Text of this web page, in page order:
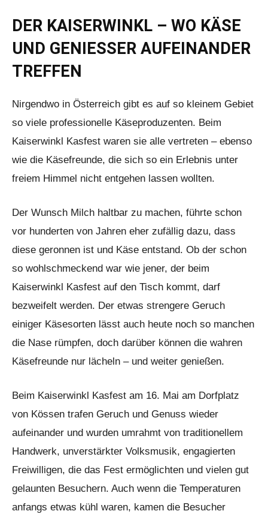
DER KAISERWINKL – WO KÄSE
UND GENIESSER AUFEINANDER T
REFFEN
Nirgendwo in Österreich gibt es auf so kleinem Gebiet
so viele professionelle Käseproduzenten. Beim
Kaiserwinkl Kasfest waren sie alle vertreten – ebenso
wie die Käsefreunde, die sich so ein Erlebnis unter
freiem Himmel nicht entgehen lassen wollten.
Der Wunsch Milch haltbar zu machen, führte schon
vor hunderten von Jahren eher zufällig dazu, dass
diese geronnen ist und Käse entstand. Ob der schon
so wohlschmeckend war wie jener, der beim
Kaiserwinkl Kasfest auf den Tisch kommt, darf
bezweifelt werden. Der etwas strengere Geruch
einiger Käsesorten lässt auch heute noch so manchen
die Nase rümpfen, doch darüber können die wahren
Käsefreunde nur lächeln – und weiter genießen.
Beim Kaiserwinkl Kasfest am 16. Mai am Dorfplatz
von Kössen trafen Geruch und Genuss wieder
aufeinander und wurden umrahmt von traditionellem
Handwerk, unverstärkter Volksmusik, engagierten
Freiwilligen, die das Fest ermöglichten und vielen gut
gelaunten Besuchern. Auch wenn die Temperaturen
anfangs etwas kühl waren, kamen die Besucher